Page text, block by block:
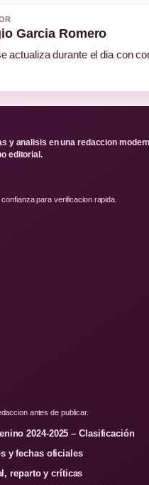
Garcia Romero
actualiza durante el dia con
y analisis en una redaccion
editorial.
para verificacion rapida.
antes de publicar.
2024-2025 – Clasificación
y fechas oficiales
reparto y críticas